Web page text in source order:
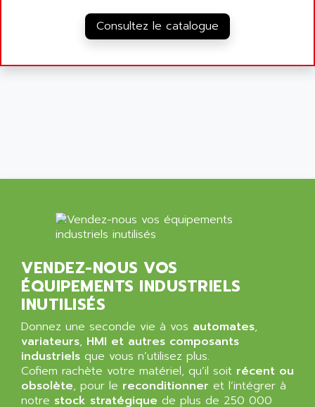
ACS600
SINAMICS
MULTI DIGITAL
SDC
DSQC
PILOT PANEL
SERIE 90 MICRO
SIMATIC BOX PC 620
PROVIT 2000
POSITEC
SDCC
ASE ENERGY
ASEDO
ASKCO UPS
ASL
ASOUND
ASP AUTOMATIONSTECHNIK
ASROCK
ASSELIN
ASSEMTECH
ASSMANN WSW
ASSY
Consultez le catalogue
VENDEZ-NOUS VOS
ÉQUIPEMENTS INDUSTRIELS
INUTILISÉS
Donnez une seconde vie à vos automates,
variateurs, HMI et autres composants
industriels que vous n’utilisez plus.
Cofiem rachète votre matériel, qu’il soit récent ou
obsolète, pour le reconditionner et l’intégrer à
notre stock stratégique de plus de 250 000